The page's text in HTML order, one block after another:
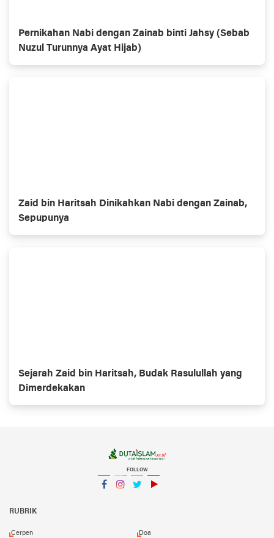
Pernikahan Nabi dengan Zainab binti Jahsy (Sebab
Nuzul Turunnya Ayat Hijab)
Zaid bin Haritsah Dinikahkan Nabi dengan Zainab,
Sepupunya
Sejarah Zaid bin Haritsah, Budak Rasulullah yang
Dimerdekakan
FOLLOW
RUBRIK
Cerpen Doa